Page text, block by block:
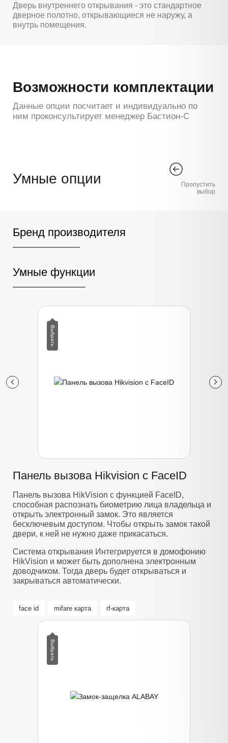
Дверь внутреннего открывания - это стандартное
дверное полотно, открывающиеся не наружу, а
внутрь помещения.
Возможности комплектации
Данные опции посчитает и индивидуально по
ним проконсультирует менеджер Бастион-С
Умные опции
Пропустить
выбор
Бренд производителя
Умные функции
Панель вызова Hikvision с FaceID
Панель вызова HikVision с функцией FaceID,
способная распознать биометрию лица владельца и
открыть электронный замок. Это является
бесключевым доступом. Чтобы открыть замок такой
двери, к ней не нужно даже прикасаться.
Система открывания Интегрируется в домофонию
HikVision и может быть дополнена электронным
доводчиком. Тогда дверь будет открываться и
закрываться автоматически.
face id mifare карта rf-карта